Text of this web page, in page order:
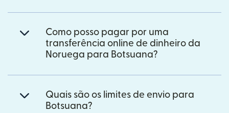
Como posso pagar por uma
transferência online de dinheiro da
Noruega para Botsuana?
Quais são os limites de envio para
Botsuana?